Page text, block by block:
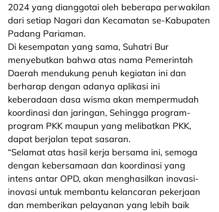
2024 yang dianggotai oleh beberapa perwakilan
dari setiap Nagari dan Kecamatan se-Kabupaten
Padang Pariaman.
Di kesempatan yang sama, Suhatri Bur
menyebutkan bahwa atas nama Pemerintah
Daerah mendukung penuh kegiatan ini dan
berharap dengan adanya aplikasi ini
keberadaan dasa wisma akan mempermudah
koordinasi dan jaringan, Sehingga program-
program PKK maupun yang melibatkan PKK,
dapat berjalan tepat sasaran.
“Selamat atas hasil kerja bersama ini, semoga
dengan kebersamaan dan koordinasi yang
intens antar OPD, akan menghasilkan inovasi-
inovasi untuk membantu kelancaran pekerjaan
dan memberikan pelayanan yang lebih baik